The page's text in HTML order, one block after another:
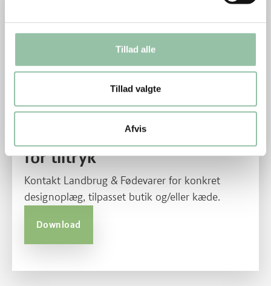
Tillad alle
Tillad valgte
Afvis
A4-butiksskilt med mulighed
for tiltryk
Kontakt Landbrug & Fødevarer for konkret
designoplæg, tilpasset butik og/eller kæde.
Download